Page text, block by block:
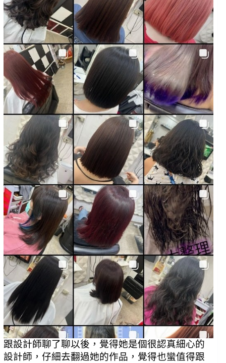
跟設計師聊了聊以後，覺得她是個很認真細心的
設計師，仔細去翻過她的作品，覺得也蠻值得跟